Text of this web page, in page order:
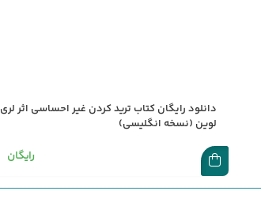
دانلود رایگان کتاب ترید کردن غیر احساسی اثر لری
لوین (نسخه انگلیسی)
رایگان